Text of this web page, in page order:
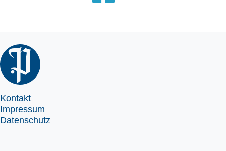
Kontakt
Impressum
Datenschutz